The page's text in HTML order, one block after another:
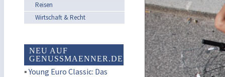
Reisen
Wirtschaft & Recht
NEU AUF
GENUSSMAENNER.DE
▪Young Euro Classic: Das